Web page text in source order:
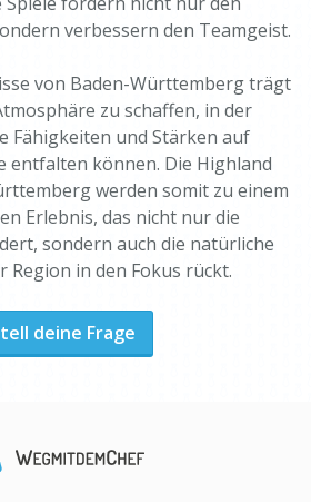
verbessern den Teamgeist.
von Baden-Württemberg trägt
zu schaffen, in der
Fähigkeiten und Stärken auf
entfalten können. Die Highland
werden somit zu einem
Erlebnis, das nicht nur die
sondern auch die natürliche
Region in den Fokus rückt.
deine Frage